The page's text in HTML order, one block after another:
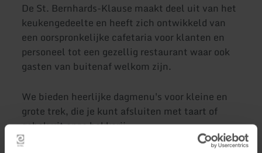
De St. Bernhards-Klause maakt deel uit van het
keukengedeelte en heeft zich ontwikkeld van
een oorspronkelijke cafetaria voor klanten en
personeel tot een gezellig restaurant waar ook
gasten van buitenaf welkom zijn.
We bieden heerlijke dagmenu's voor kleine en
grote trek, die je kunt afsluiten met taart of
gebak uit onze bakkerij.